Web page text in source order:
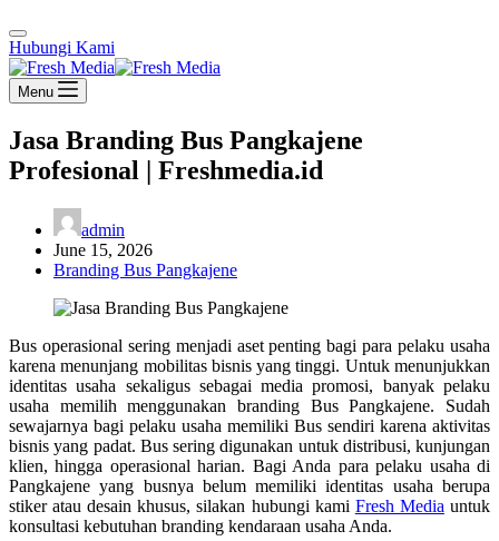
Hubungi Kami
Menu
Jasa Branding Bus Pangkajene
Profesional | Freshmedia.id
admin
June 15, 2026
Branding Bus Pangkajene
Bus operasional sering menjadi aset penting bagi para pelaku usaha
karena menunjang mobilitas bisnis yang tinggi. Untuk menunjukkan
identitas usaha sekaligus sebagai media promosi, banyak pelaku
usaha memilih menggunakan branding BusPangkajene. Sudah
sewajarnya bagi pelaku usaha memiliki Bus sendiri karena aktivitas
bisnis yang padat. Bus sering digunakan untuk distribusi, kunjungan
klien, hingga operasional harian. Bagi Anda para pelaku usaha di
Pangkajeneyang busnya belum memiliki identitas usaha berupa
stiker atau desain khusus, silakan hubungi kami Fresh Media untuk
konsultasi kebutuhan branding kendaraan usaha Anda.